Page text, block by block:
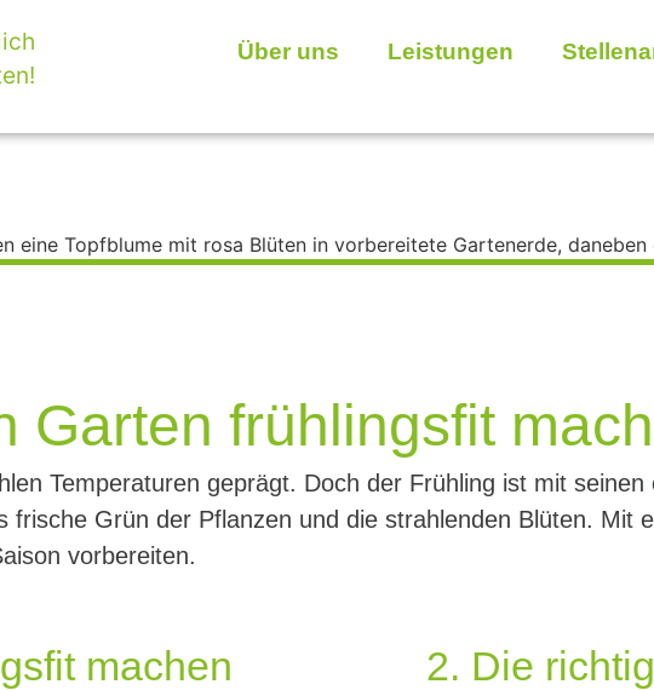
Über uns Leistungen
Garten frühlingsfit
Temperaturen geprägt. Doch der Frühling ist mit
frische Grün der Pflanzen und die strahlenden Blüten. Mit
vorbereiten.
machen 2. Die